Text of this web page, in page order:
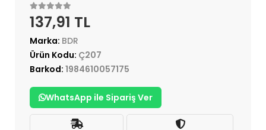
137,91 TL
Marka: BDR
Ürün Kodu: Ç207
Barkod: 1984610057175
WhatsApp ile Sipariş Ver